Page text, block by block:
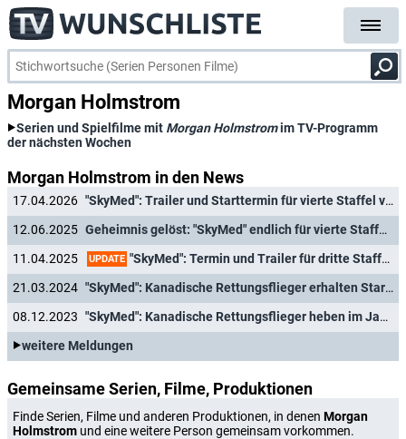
Morgan Holmstrom
Serien und Spielfilme mit Morgan Holmstromim TV-Programm
der nächsten Wochen
Morgan Holmstrom in den News
17.04.2026
"SkyMed": Trailer und Starttermin für vierte Staffel veröffentlicht
12.06.2025
Geheimnis gelöst: "SkyMed" endlich für vierte Staffel verlängert
11.04.2025
UPDATE "SkyMed": Termin und Trailer für dritte Staffel des Medical-Dramas enthüllt
21.03.2024
"SkyMed": Kanadische Rettungsflieger erhalten Starterlaubnis für Staffel 3
08.12.2023
"SkyMed": Kanadische Rettungsflieger heben im Januar wieder ab
weitere Meldungen
Gemeinsame Serien, Filme, Produktionen
Finde Serien, Filme und anderen Produktionen, in denen Morgan
Holmstrom und eine weitere Person gemeinsam vorkommen.